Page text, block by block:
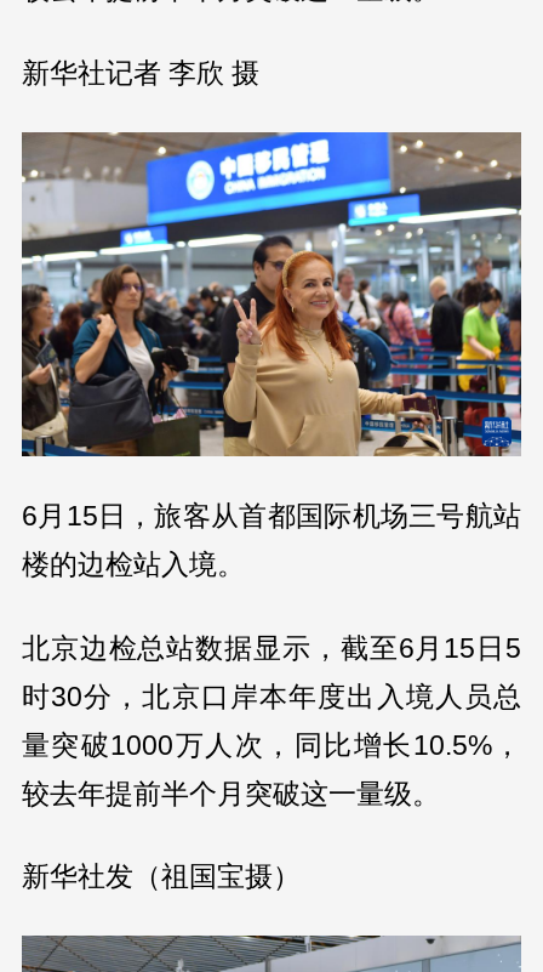
新华社记者 李欣 摄
6月15日，旅客从首都国际机场三号航站
楼的边检站入境。
北京边检总站数据显示，截至6月15日5
时30分，北京口岸本年度出入境人员总
量突破1000万人次，同比增长10.5%，
较去年提前半个月突破这一量级。
新华社发（祖国宝摄）